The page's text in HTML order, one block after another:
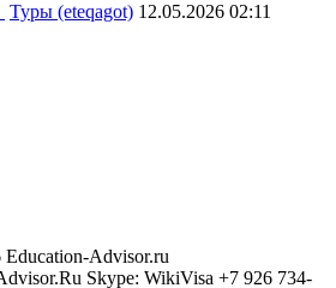
Туры (eteqagot) 12.05.2026 02:11
Advisor.ru
Skype: WikiVisa +7 926 734-